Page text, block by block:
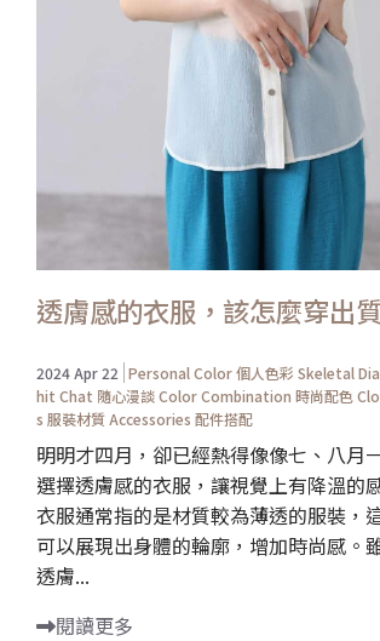
透膚感的衣服，該怎麼穿出
2024 Apr 22 Personal Color 個人色彩 Skeletal
hit Chat 隨心漫談Color Combination 時尚配色
s 服裝材質Accessories 配件搭配
明明才四月，卻已經熱得像像七、八月
選擇透膚感的衣服，讓視覺上有降溫的
衣服通常指的是材質較為薄透的服裝，
可以展現出身體的輪廓，增加時尚感。
透膚...
閱讀更多